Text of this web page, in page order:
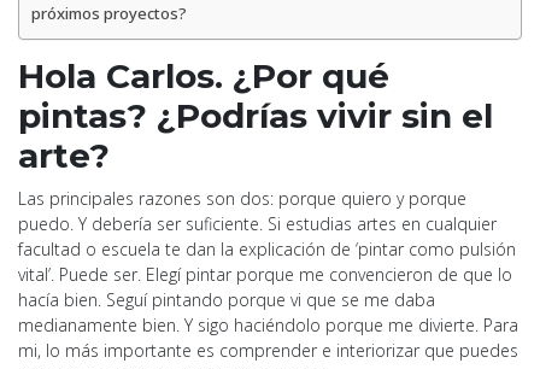
próximos proyectos?
Hola Carlos. ¿Por qué
pintas? ¿Podrías vivir sin el
arte?
Las principales razones son dos: porque quiero y porque
puedo. Y debería ser suficiente. Si estudias artes en cualquier
facultad o escuela te dan la explicación de ‘pintar como pulsión
vital’. Puede ser. Elegí pintar porque me convencieron de que lo
hacía bien. Seguí pintando porque vi que se me daba
medianamente bien. Y sigo haciéndolo porque me divierte. Para
mi, lo más importante es comprender e interiorizar que puedes